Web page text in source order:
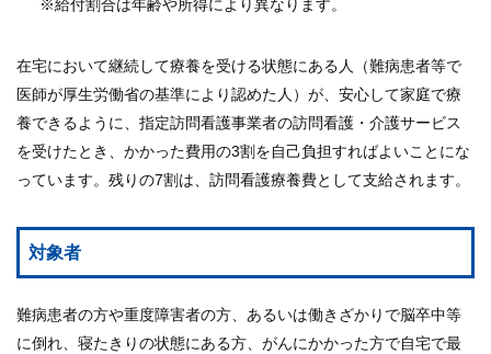
書
一
覧
よ
く
あ
質
問
組合
案内
※給付割合は年齢や所得により異なります。
在宅において継続して療養を受ける状態にある人（難病患者等で
医師が厚生労働省の基準により認めた人）が、安心して家庭で療
養できるように、指定訪問看護事業者の訪問看護・介護サービス
を受けたとき、かかった費用の3割を自己負担すればよいことにな
っています。残りの7割は、訪問看護療養費として支給されます。
対象者
難病患者の方や重度障害者の方、あるいは働きざかりで脳卒中等
に倒れ、寝たきりの状態にある方、がんにかかった方で自宅で最